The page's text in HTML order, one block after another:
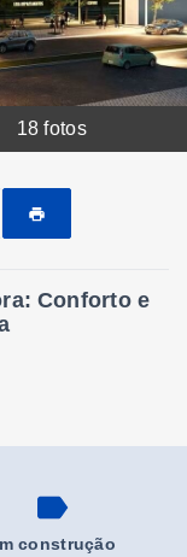
18 fotos
Conforto e
construção